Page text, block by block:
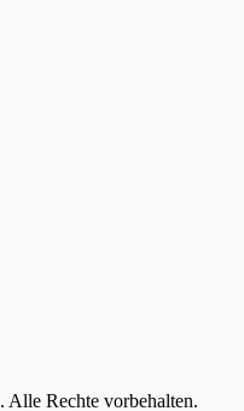
. Alle Rechte vorbehalten.